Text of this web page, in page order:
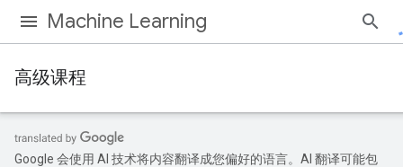
Machine Learning
高级课程
Google 会使用 AI 技术将内容翻译成您偏好的语言。AI 翻译可能包